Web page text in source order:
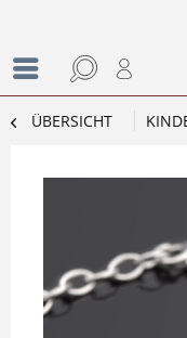
ÜBERSICHT